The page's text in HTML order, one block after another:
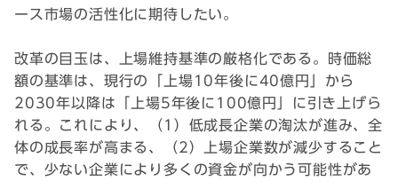
ース市場の活性化に期待したい。
改革の目玉は、上場維持基準の厳格化である。時価総
額の基準は、現行の「上場10年後に40億円」から
2030年以降は「上場5年後に100億円」に引き上げら
れる。これにより、（1）低成長企業の淘汰が進み、全
体の成長率が高まる、（2）上場企業数が減少すること
で、少ない企業により多くの資金が向かう可能性があ